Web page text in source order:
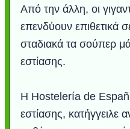
Από την άλλη, οι
επενδύουν επιθετικά
σταδιακά τα σούπερ
εστίασης.
Η Hostelería de
εστίασης, κατήγγειλε